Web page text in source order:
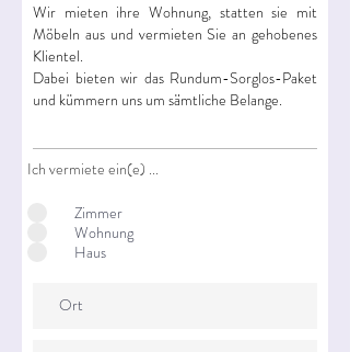
Wir mieten ihre Wohnung, statten sie mit
Möbeln aus und vermieten Sie an gehobenes
Klientel.
Dabei bieten wir das Rundum-Sorglos-Paket
und kümmern uns um sämtliche Belange.
Ich vermiete ein(e) ...
Zimmer
Wohnung
Haus